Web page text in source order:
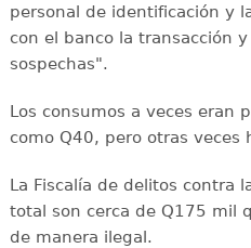
personal de identificación y
con el banco la transacción
sospechas".
Los consumos a veces eran
como Q40, pero otras veces
La Fiscalía de delitos contra
total son cerca de Q175 mil
de manera ilegal.